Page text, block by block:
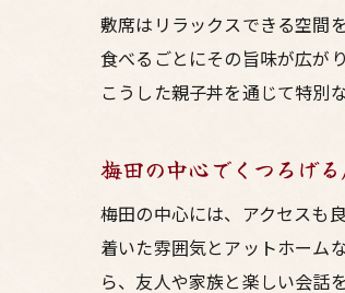
敷席はリラックスできる空間
食べるごとにその旨味が広が
こうした親子丼を通じて特別
梅田の中心でくつろげ
梅田の中心には、アクセスも
着いた雰囲気とアットホーム
ら、友人や家族と楽しい会話